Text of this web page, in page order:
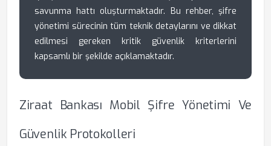
savunma hattı oluşturmaktadır. Bu rehber, şifre
yönetimi sürecinin tüm teknik detaylarını ve dikkat
edilmesi gereken kritik güvenlik kriterlerini
kapsamlı bir şekilde açıklamaktadır.
Ziraat Bankası Mobil Şifre Yönetimi Ve
Güvenlik Protokolleri